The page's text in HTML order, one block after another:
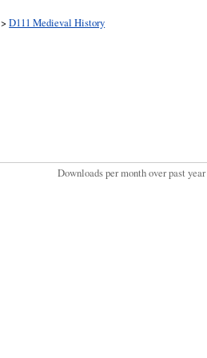
>D111 Medieval History
Downloads per month over past year